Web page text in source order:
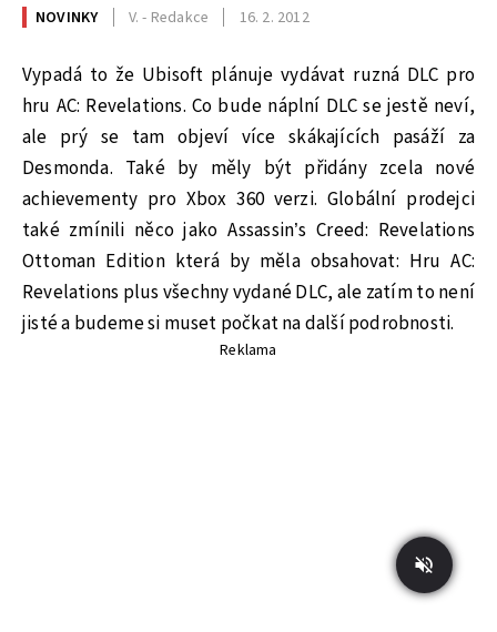
NOVINKY V. - Redakce 16. 2. 2012
Vypadá to že Ubisoft plánuje vydávat ruzná DLC pro
hru AC: Revelations. Co bude náplní DLC se jestě neví,
ale prý se tam objeví více skákajících pasáží za
Desmonda. Také by měly být přidány zcela nové
achievementy pro Xbox 360 verzi. Globální prodejci
také zmínili něco jako Assassin’s Creed: Revelations
Ottoman Edition která by měla obsahovat: Hru AC:
Revelations plus všechny vydané DLC, ale zatím to není
jisté a budeme si muset počkat na další podrobnosti.
Reklama